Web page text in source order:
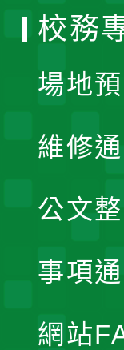
校務
場地
維修
公文
事項
網站